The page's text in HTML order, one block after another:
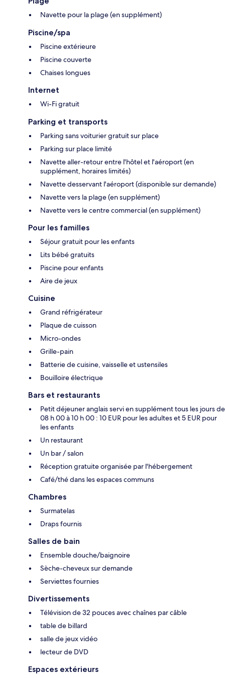
Navette pour la plage (en supplément)
Piscine/spa
Piscine extérieure
Piscine couverte
Chaises longues
Internet
Wi-Fi gratuit
Parking et transports
Parking sans voiturier gratuit sur place
Parking sur place limité
Navette aller-retour entre l'hôtel et l'aéroport (en
supplément, horaires limités)
Navette desservant l'aéroport (disponible sur demande)
Navette vers la plage (en supplément)
Navette vers le centre commercial (en supplément)
Pour les familles
Séjour gratuit pour les enfants
Lits bébé gratuits
Piscine pour enfants
Aire de jeux
Cuisine
Grand réfrigérateur
Plaque de cuisson
Micro-ondes
Grille-pain
Batterie de cuisine, vaisselle et ustensiles
Bouilloire électrique
Bars et restaurants
Petit déjeuner anglais servi en supplément tous les jours de
08 h 00 à 10 h 00 : 10 EUR pour les adultes et 5 EUR pour
les enfants
Un restaurant
Un bar / salon
Réception gratuite organisée par l'hébergement
Café/thé dans les espaces communs
Chambres
Surmatelas
Draps fournis
Salles de bain
Ensemble douche/baignoire
Sèche-cheveux sur demande
Serviettes fournies
Divertissements
Télévision de 32 pouces avec chaînes par câble
table de billard
salle de jeux vidéo
lecteur de DVD
Espaces extérieurs